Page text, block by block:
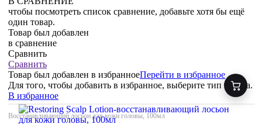
чтобы посмотреть список сравнение, добавьте хотя бы ещё
один товар.
Товар был добавлен
в сравнение
Сравнить
Сравнить
Товар был добавлен в избранноеПерейти в избранное
Для того, чтобы добавить в избранное, выберите тип товара.
В избранное
Восстанавливающий лосьон для кожи головы, 100мл